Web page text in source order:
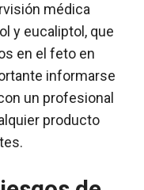
médica
y eucaliptol, que
en el feto en
informarse
un profesional
producto